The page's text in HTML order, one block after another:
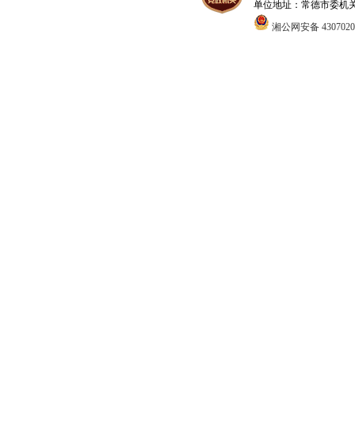
单位地址：常德市委机
湘公网安备